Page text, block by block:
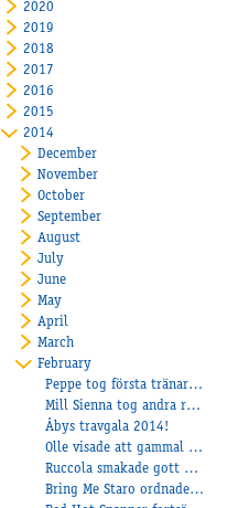
2020
2019
2018
2017
2016
2015
2014
December
November
October
September
August
July
June
May
April
March
February
Peppe tog första tränarsegern!
Mill Sienna tog andra raka segern på Halmstad.
Åbys travgala 2014!
Olle visade att gammal är äldst!
Ruccola smakade gott på lunchen!
Bring Me Staro ordnade Moas första seger!